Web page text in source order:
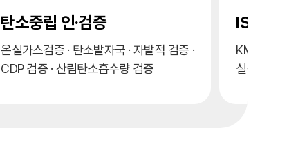
ISO 경영시스템 인증
KMR에서 객관적으로 평가하여 적합함을
실증하고 인증을 부여합니다.
사회적
공정채용 ·
싶은 기업